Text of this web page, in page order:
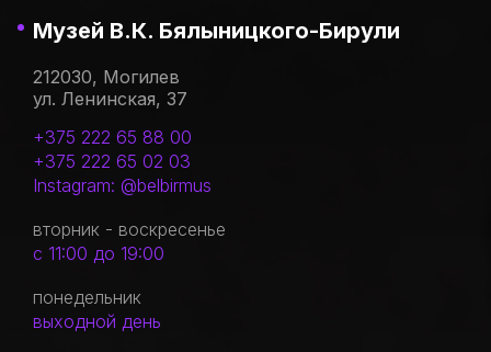
Музей В.К. Бялыницкого-Бирули
212030, Могилев
ул. Ленинская, 37
+375 222 65 88 00
+375 222 65 02 03
Instagram: @belbirmus
вторник - воскресенье
с 11:00 до 19:00
понедельник
выходной день